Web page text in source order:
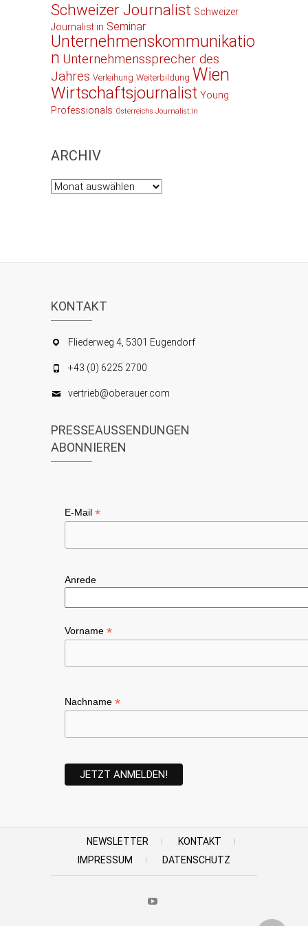
Schweizer Journalist Schweizer
Journalist:in Seminar
Unternehmenskommunikatio
n Unternehmenssprecher des
Jahres Verleihung Weiterbildung Wien
Wirtschaftsjournalist Young
Professionals Österreichs Journalist:in
ARCHIV
Archiv
KONTAKT
Fliederweg 4, 5301 Eugendorf
+43 (0) 6225 2700
vertrieb@oberauer.com
PRESSEAUSSENDUNGEN
ABONNIEREN
E-Mail *
Anrede
Vorname *
Nachname *
NEWSLETTER
KONTAKT
IMPRESSUM
DATENSCHUTZ
Youtube